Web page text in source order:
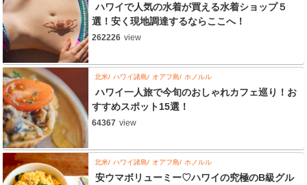
ハワイで人気の水着が買える水着ショップ５
選！安く現地調達するならここへ！
262226 view
北米 ハワイ諸島 オアフ島 ホノルル
ハワイ一人旅で今旬のおしゃれカフェ巡り！お
すすめスポット15選！
64367 view
北米 ハワイ諸島 オアフ島 ホノルル
安ウマボリューミー♡ハワイの究極のB級グル